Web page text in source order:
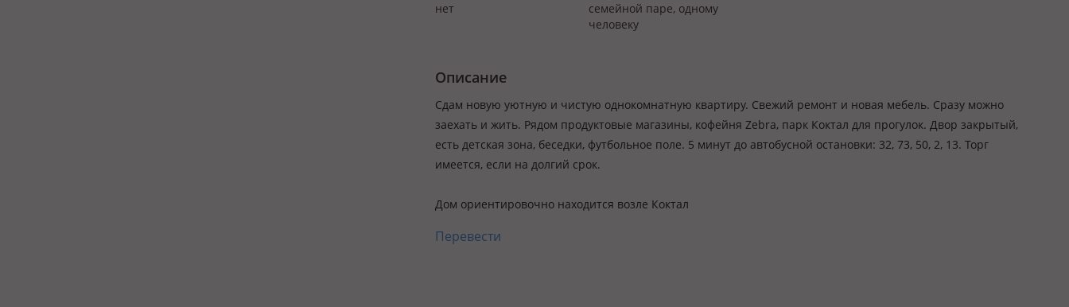
нет
семейной паре, одному
человеку
Описание
Сдам новую уютную и чистую однокомнатную квартиру. Свежий ремонт и новая мебель. Сразу можно
заехать и жить. Рядом продуктовые магазины, кофейня Zebra, парк Коктал для прогулок. Двор закрытый,
есть детская зона, беседки, футбольное поле. 5 минут до автобусной остановки: 32, 73, 50, 2, 13. Торг
имеется, если на долгий срок.
Дом ориентировочно находится возле Коктал
Перевести